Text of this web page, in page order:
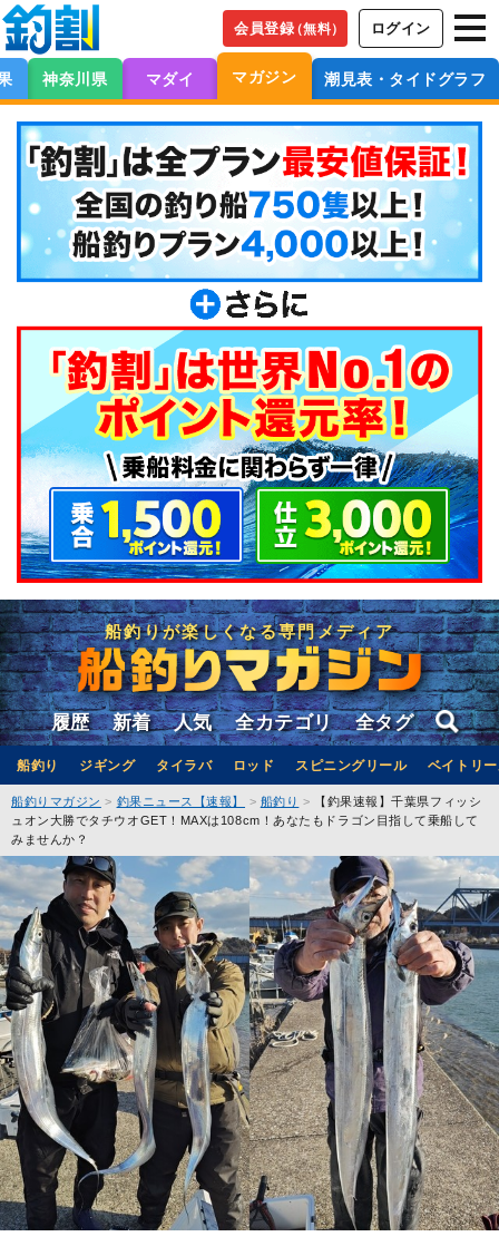
会員登録（無料） ログイン
神奈川県 マダイ マガジン 潮見表・タイドグラフ
船釣りが楽しくなる専門メディア
履歴 新着 人気 全カテゴリ 全タグ
船釣り ジギング タイラバ ロッド スピニングリール ベイトリ
船釣りマガジン 釣果ニュース【速報】 船釣り
【釣果速報】千葉県フィッシ
ュオン大勝でタチウオGET！MAXは108cm！あなたもドラゴン目指して乗船して
みませんか？